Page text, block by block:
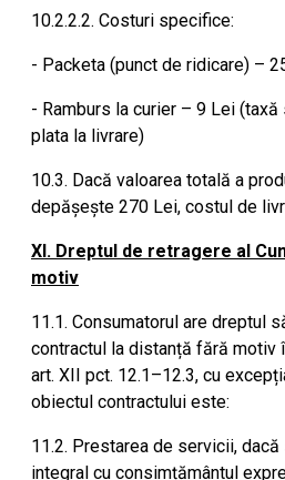
10.2.2.2. Costuri specifice:
- Packeta (punct de ridicare) –
- Ramburs la curier – 9 Lei
plata la livrare)
10.3. Dacă valoarea totală a
depășește 270 Lei, costul de
XI. Dreptul de retragere al
motiv
11.1. Consumatorul are dreptul
contractul la distanță fără motiv
art. XII pct. 12.1–12.3, cu
obiectul contractului este:
11.2. Prestarea de servicii,
integral cu consimțământul